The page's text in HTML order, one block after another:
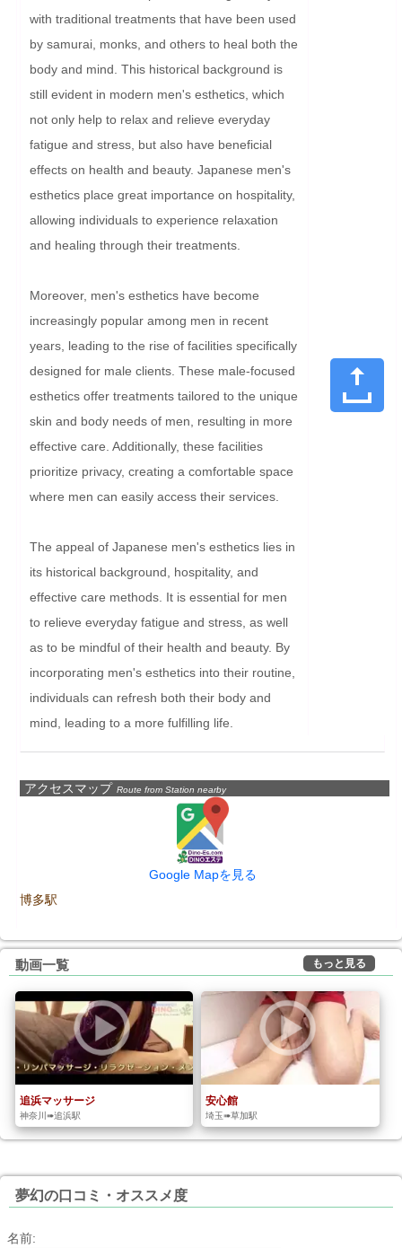
with traditional treatments that have been used
by samurai, monks, and others to heal both the
body and mind. This historical background is
still evident in modern men's esthetics, which
not only help to relax and relieve everyday
fatigue and stress, but also have beneficial
effects on health and beauty. Japanese men's
esthetics place great importance on hospitality,
allowing individuals to experience relaxation
and healing through their treatments.
Moreover, men's esthetics have become
increasingly popular among men in recent
years, leading to the rise of facilities specifically
designed for male clients. These male-focused
esthetics offer treatments tailored to the unique
skin and body needs of men, resulting in more
effective care. Additionally, these facilities
prioritize privacy, creating a comfortable space
where men can easily access their services.
The appeal of Japanese men's esthetics lies in
its historical background, hospitality, and
effective care methods. It is essential for men
to relieve everyday fatigue and stress, as well
as to be mindful of their health and beauty. By
incorporating men's esthetics into their routine,
individuals can refresh both their body and
mind, leading to a more fulfilling life.
アクセスマップ Route from Station nearby
Google Mapを見る
博多駅
動画一覧 もっと見る
追浜マッサージ
神奈川➠追浜駅
安心館
埼玉➠草加駅
夢幻の口コミ・オススメ度
名前: